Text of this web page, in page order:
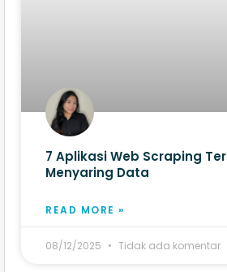
7 Aplikasi Web Scraping​
Menyaring Data
READ MORE »
08/12/2025 Tidak ada komentar